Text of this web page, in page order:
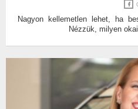
Nagyon kellemetlen lehet, ha
Nézzük, milyen